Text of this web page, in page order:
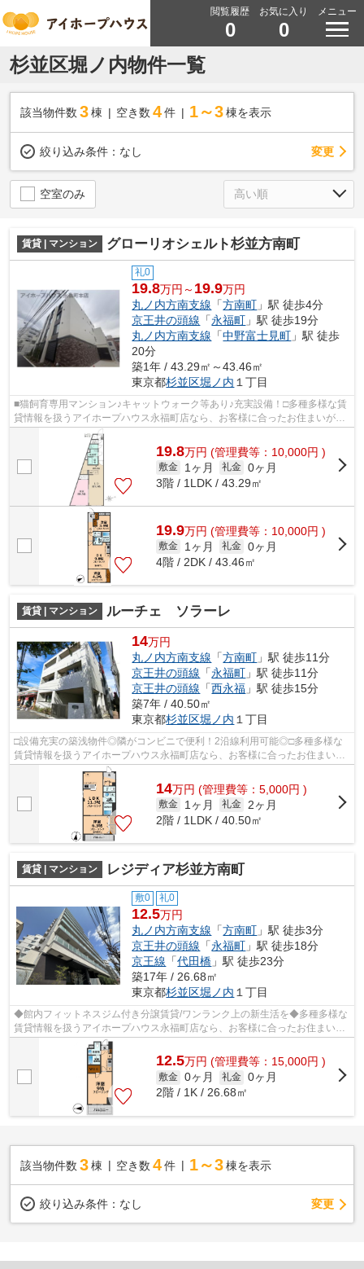
閲覧履歴
0
お気に入り
0
メニュー
杉並区堀ノ内物件一覧
該当物件数 3棟 空き数 4 件 1～3 棟を表示
絞り込み条件： なし 変更
空室のみ
賃貸 | マンション グローリオシェルト杉並方南町
礼0
19.8万円～ 19.9万円
丸ノ内方南支線 「方南町 」駅 徒歩4分
京王井の頭線 「永福町 」駅 徒歩19分
丸ノ内方南支線 「中野富士見町 」駅 徒歩
20分
築1年 / 43.29㎡～43.46㎡
東京都杉並区堀ノ内 １丁目
■猫飼育専用マンション♪キャットウォーク等あり♪充実設備！□多種多様な賃
貸情報を扱うアイホープハウス永福町店なら、お客様に合ったお住まいがき
っと見つかります。お電話03-3327-777...
19.8万円 (管理費等：10,000円 )
敷金 1ヶ月 礼金 0ヶ月
3階 / 1LDK / 43.29㎡
19.9万円 (管理費等：10,000円 )
敷金 1ヶ月 礼金 0ヶ月
4階 / 2DK / 43.46㎡
賃貸 | マンション ルーチェ ソラーレ
14万円
丸ノ内方南支線 「方南町 」駅 徒歩11分
京王井の頭線 「永福町 」駅 徒歩11分
京王井の頭線 「西永福 」駅 徒歩15分
築7年 / 40.50㎡
東京都杉並区堀ノ内 １丁目
□設備充実の築浅物件◎隣がコンビニで便利！2沿線利用可能◎□多種多様な
賃貸情報を扱うアイホープハウス永福町店なら、お客様に合ったお住まいが
きっと見つかります。お電話03-3327-7774...
14万円 (管理費等：5,000円 )
敷金 1ヶ月 礼金
2ヶ月
2階 / 1LDK / 40.50㎡
賃貸 | マンション レジディア杉並方南町
敷0 礼0
12.5万円
丸ノ内方南支線 「方南町 」駅 徒歩3分
京王井の頭線 「永福町 」駅 徒歩18分
京王線 「代田橋 」駅 徒歩23分
築17年 / 26.68㎡
東京都杉並区堀ノ内 １丁目
◆館内フィットネスジム付き分譲賃貸/ワンランク上の新生活を◆多種多様な
賃貸情報を扱うアイホープハウス永福町店なら、お客様に合ったお住まいが
きっと見つかります。お電話03-3327-77...
12.5万円 (管理費等：15,000円 )
敷金 0ヶ月 礼金 0ヶ月
2階 / 1K / 26.68㎡
該当物件数 3棟 空き数 4 件 1～3 棟を表示
絞り込み条件： なし 変更